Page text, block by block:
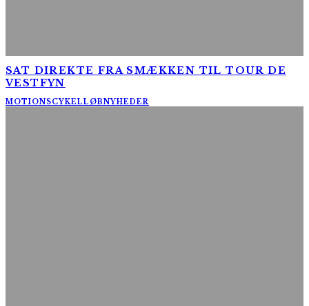
SAT DIREKTE FRA SMÆKKEN TIL TOUR DE
VESTFYN
MOTIONSCYKELLØBNYHEDER